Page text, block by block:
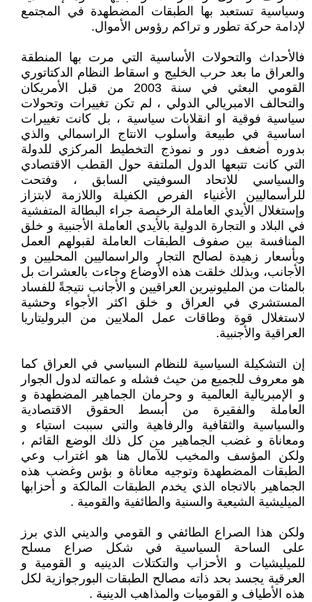
وسياسية تستعبد بها الطبقات المضطهدة في المجتمع
لإدامة حركة تطور و تراكم رؤوس الأموال.
فالأحداث والتحولات الأساسية التي مرت بها المنطقة
والعراق ما بعد حرب الخليج و اسقاط النظام الدكتاتوري
القومي البعثي في سنة 2003 من قبل الأمريكان
والتحالف الامبريالي الدولي ، لم تكن تغييرات وتحولات
سياسية فوقية او انقلابات سياسية ، بل كانت تغييرات
اساسية في طبيعة وأسلوب الانتاج الراسمالي والذي
بدوره أضعف دور و نموذج التخطيط المركزي للدولة
التي كانت تتبعها الدول الملتفة حول القطب الاقتصادي
والسياسي للاتحاد السوفيتي السابق ، وفتحت
للرأسماليين الأغنياء الفرص الكفيلة واللازمة لابتزاز
وإستغلال الأيدي العاملة الرخيصة جراء البطالة المتفشية
في البلاد و التجارة الدولية بالأيدي العاملة الأجنبية و خلق
المنافسة بين صفوف الطبقات العاملة لقبولهم العمل
وبأسعار زهيدة لصالح التجار والراسماليين المحليين و
الأجانب، وبذلك خلقت هذه الأوضاع وجاءت بالعشرات بل
بالمئات من المليونيرين العراقيين و الأجانب نتيجةً للفساد
المستشري في العراق و خلق اكثر الأجواء وحشية
لاستغلال قوة وطاقات عمل الملايين من البروليتاريا
العراقية والأجنبية.
إن التشكيلة السياسية للنظام السياسي في العراق كما
هو معروف للجميع من حيث فشله و عمالته لدول الجوار
و الإمبريالية العالمية و وحرمان الجماهير المضطهدة و
العاملة والفقيرة من أبسط الحقوق الاقتصادية
والسياسية والثقافية والرفاهية والتي سببت استياء و
ومعاناة و غضب الجماهير من كل ذلك الوضع القائم ،
ولكن المؤسف والمخيب للآمال هنا هو اغتراب وعي
الطبقات المضطهدة وتوجيه معاناة و بؤس وغضب هذه
الجماهير بالاتجاه الذي يخدم الطبقات المالكة و أحزابها
الميليشية الشيعية والسنية والطائفية والقومية .
ولكن هذا الصراع الطائفي و القومي والديني الذي برز
على الساحة السياسية في شكل صراع مسلح
للميليشيات و الأحزاب والتكتلات الدينيه و القومية و
العرقية يجسد بحد ذاته مصالح الطبقات البورجوازية لكل
هذه الأطياف و القوميات والمذاهب الدينية .